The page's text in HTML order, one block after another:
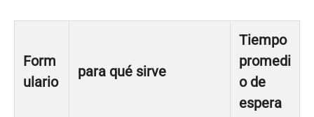
Form
ulario
para qué sirve
Tiempo
promedi
o de
espera